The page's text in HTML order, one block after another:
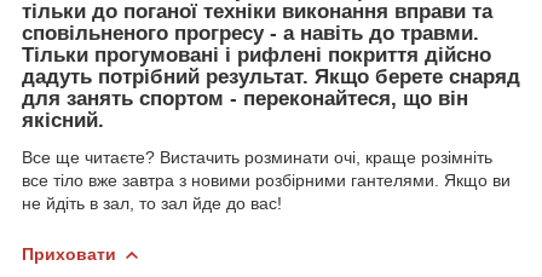
тільки до поганої техніки виконання вправи та
сповільненого прогресу - а навіть до травми.
Тільки прогумовані і рифлені покриття дійсно
дадуть потрібний результат. Якщо берете снаряд
для занять спортом - переконайтеся, що він
якісний.
Все ще читаєте? Вистачить розминати очі, краще розімніть
все тіло вже завтра з новими розбірними гантелями. Якщо ви
не йдіть в зал, то зал йде до вас!
Приховати